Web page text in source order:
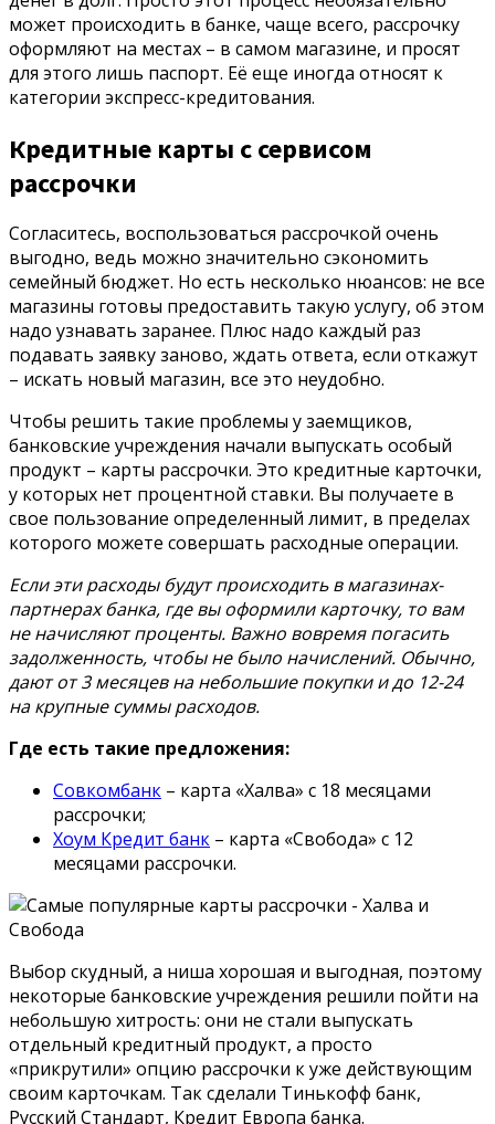
может происходить в банке, чаще всего, рассрочку
оформляют на местах – в самом магазине, и просят
для этого лишь паспорт. Её еще иногда относят к
категории экспресс-кредитования.
Кредитные карты с сервисом
рассрочки
Согласитесь, воспользоваться рассрочкой очень
выгодно, ведь можно значительно сэкономить
семейный бюджет. Но есть несколько нюансов: не все
магазины готовы предоставить такую услугу, об этом
надо узнавать заранее. Плюс надо каждый раз
подавать заявку заново, ждать ответа, если откажут
– искать новый магазин, все это неудобно.
Чтобы решить такие проблемы у заемщиков,
банковские учреждения начали выпускать особый
продукт – карты рассрочки. Это кредитные карточки,
у которых нет процентной ставки. Вы получаете в
свое пользование определенный лимит, в пределах
которого можете совершать расходные операции.
Если эти расходы будут происходить в магазинах-
партнерах банка, где вы оформили карточку, то вам
не начисляют проценты. Важно вовремя погасить
задолженность, чтобы не было начислений. Обычно,
дают от 3 месяцев на небольшие покупки и до 12-24
на крупные суммы расходов.
Где есть такие предложения:
Совкомбанк – карта «Халва» с 18 месяцами
рассрочки;
Хоум Кредит банк – карта «Свобода» с 12
месяцами рассрочки.
Выбор скудный, а ниша хорошая и выгодная, поэтому
некоторые банковские учреждения решили пойти на
небольшую хитрость: они не стали выпускать
отдельный кредитный продукт, а просто
«прикрутили» опцию рассрочки к уже действующим
своим карточкам. Так сделали Тинькофф банк,
Русский Стандарт, Кредит Европа банка.